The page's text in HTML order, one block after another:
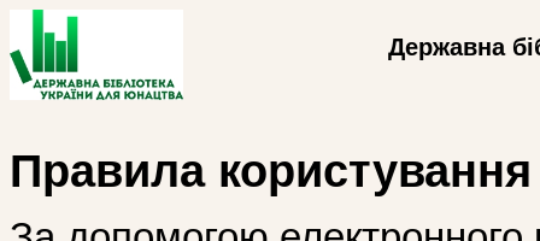
Державна
Правила